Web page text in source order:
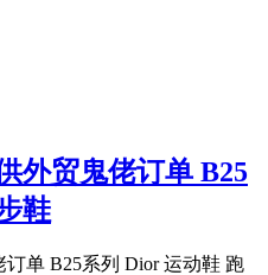
外贸鬼佬订单 B25
鞋
单 B25系列 Dior 运动鞋 跑